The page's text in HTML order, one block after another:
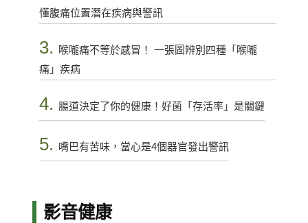
懂腹痛位置潛在疾病與警訊
3.
喉嚨痛不等於感冒！ 一張圖辨別四種「喉嚨
痛」疾病
4. 腸道決定了你的健康！好菌「存活率」是關鍵
5. 嘴巴有苦味，當心是4個器官發出警訊
影音健康